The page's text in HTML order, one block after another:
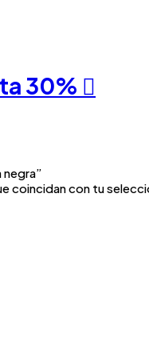
30%
coincidan con tu